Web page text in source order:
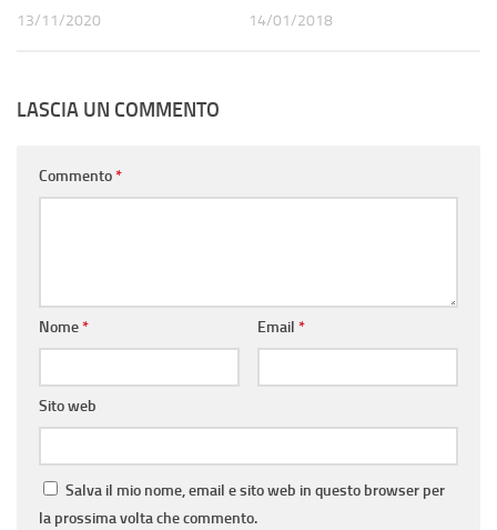
13/11/2020 14/01/2018
LASCIA UN COMMENTO
Commento*
Nome* Email *
Sito web
Salva il mio nome, email e sito web in questo browser per
la prossima volta che commento.